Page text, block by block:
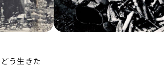
う生きた
者、中退し